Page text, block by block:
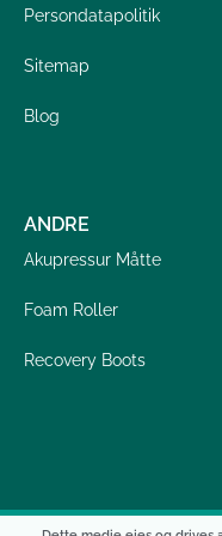
Persondatapolitik
Sitemap
Blog
ANDRE
Akupressur Måtte
Foam Roller
Recovery Boots